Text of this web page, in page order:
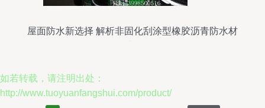
屋面防水新选择 解析非固化刮涂型橡胶沥青防水材
如若转载，请注明出处：
http://www.tuoyuanfangshui.com/product/